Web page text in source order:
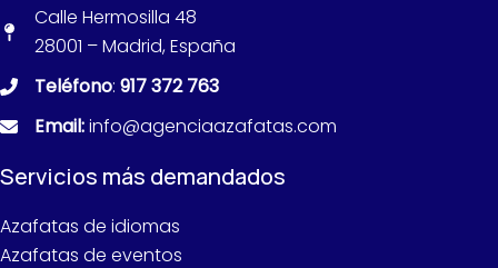
Calle Hermosilla 48
28001 – Madrid, España
Teléfono: 917 372 763
Email:info@agenciaazafatas.com
Servicios más demandados
Azafatas de idiomas
Azafatas de eventos